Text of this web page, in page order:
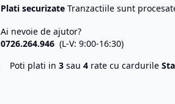
Plati securizate Tranzactiile sunt
Ai nevoie de ajutor?
0726.264.946 (L-V: 9:00-16:30)
Poti plati in 3 sau 4 rate cu cardurile